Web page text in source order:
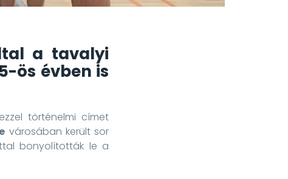
a tavalyi
ös évben is
történelmi címet
városában került sor
bonyolították le a